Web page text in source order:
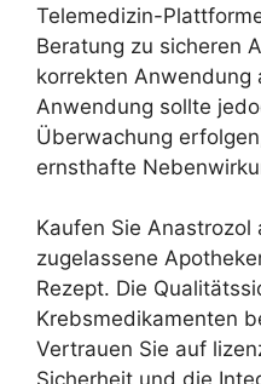
Telemedizin-
Beratung zu sicheren
korrekten
Anwendung sollte
Überwachung
ernsthafte
Kaufen Sie Anastrozol
zugelassene
Rezept. Die
Krebsmedikamenten
Vertrauen Sie auf